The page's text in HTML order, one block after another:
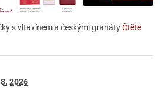
s vltavínem a českými granátyČtěte
2026